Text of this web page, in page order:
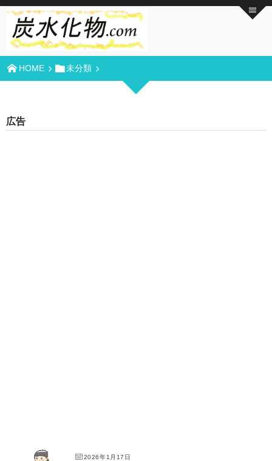
HOME 未分類
広告
2026年1月17日